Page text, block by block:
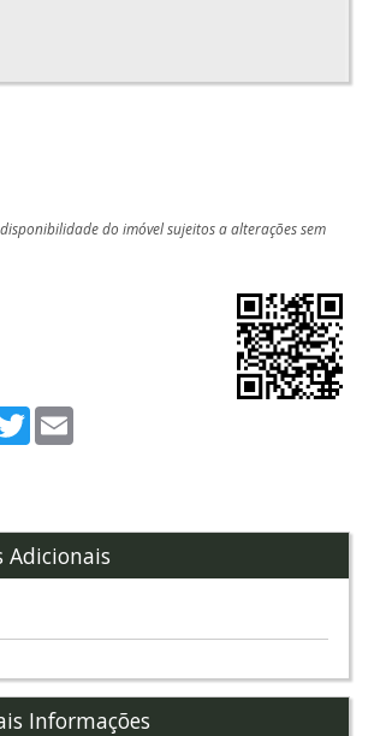
do imóvel sujeitos a alterações sem
Twitter
Adicionais
Informações